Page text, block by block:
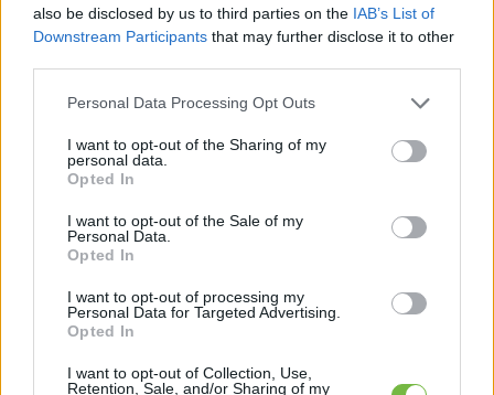
also be disclosed by us to third parties on the IAB’s List of
Downstream Participants that may further disclose it to other
Please note that this website/app uses one or more Google
not limited to your visit or usage behaviour. You may click to
grant or deny consent to Google and its third-party tags to
use your data for below specified purposes in below Google
consent section.
Personal Data Processing Opt Outs
I want to opt-out of the Sharing of my
personal data.
Opted In
I want to opt-out of the Sale of my
Personal Data.
Opted In
I want to opt-out of processing my
Personal Data for Targeted Advertising.
Opted In
I want to opt-out of Collection, Use,
Retention, Sale, and/or Sharing of my